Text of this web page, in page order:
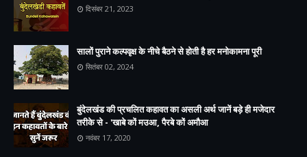
दिसंबर 21, 2023
सालों पुराने कल्पवृक्ष के नीचे बैठने से होती है हर मनोकामना पूरी
सितंबर 02, 2024
बुंदेलखंड की प्रचलित कहावत का असली अर्थ जानें बड़े ही मजेदार
तरीके से - 'खाबे कों मउआ, पैरबे कों अमौआ
नवंबर 17, 2020